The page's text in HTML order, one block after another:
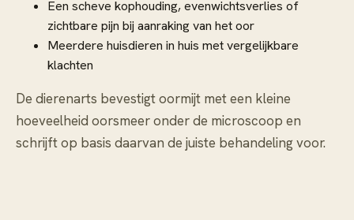
Een scheve kophouding, evenwichtsverlies of
zichtbare pijn bij aanraking van het oor
Meerdere huisdieren in huis met vergelijkbare
klachten
De dierenarts bevestigt oormijt met een kleine
hoeveelheid oorsmeer onder de microscoop en
schrijft op basis daarvan de juiste behandeling voor.